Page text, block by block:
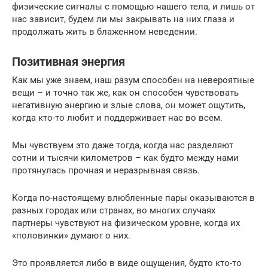
физические сигналы с помощью нашего тела, и лишь от
нас зависит, будем ли мы закрывать на них глаза и
продолжать жить в блаженном неведении.
Позитивная энергия
Как мы уже знаем, наш разум способен на невероятные
вещи – и точно так же, как он способен чувствовать
негативную энергию и злые слова, он может ощутить,
когда кто-то любит и поддерживает нас во всем.
Мы чувствуем это даже тогда, когда нас разделяют
сотни и тысячи километров – как будто между нами
протянулась прочная и неразрывная связь.
Когда по-настоящему влюбленные пары оказываются в
разных городах или странах, во многих случаях
партнеры чувствуют на физическом уровне, когда их
«половинки» думают о них.
Это проявляется либо в виде ощущения, будто кто-то